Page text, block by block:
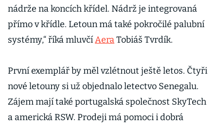
nádrže na koncích křídel. Nádrž je integrovaná
přímo v křídle. Letoun má také pokročilé palubní
systémy,“ říká mluvčíAeraTobiáš Tvrdík.
První exemplář by měl vzlétnout ještě letos. Čtyři
nové letouny si už objednalo letectvo Senegalu.
Zájem mají také portugalská společnost SkyTech
a americká RSW. Prodeji má pomoci i dobrá